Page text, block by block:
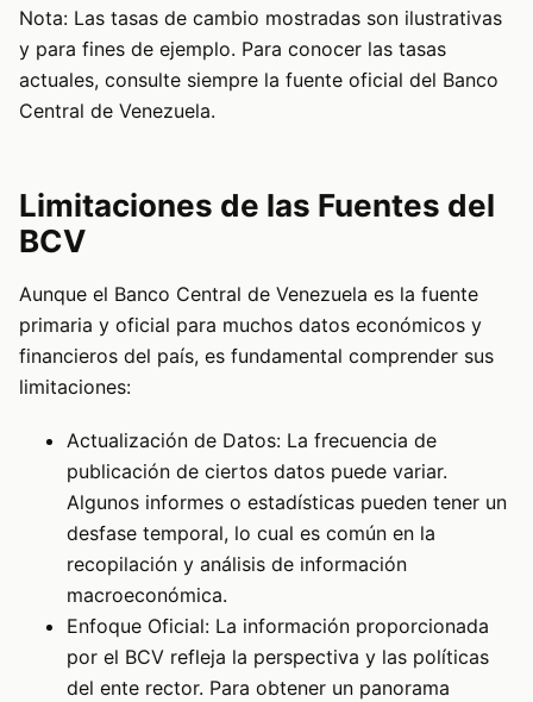
Nota: Las tasas de cambio mostradas son ilustrativas
y para fines de ejemplo. Para conocer las tasas
actuales, consulte siempre la fuente oficial del Banco
Central de Venezuela.
Limitaciones de las Fuentes del
BCV
Aunque el Banco Central de Venezuela es la fuente
primaria y oficial para muchos datos económicos y
financieros del país, es fundamental comprender sus
limitaciones:
Actualización de Datos: La frecuencia de
publicación de ciertos datos puede variar.
Algunos informes o estadísticas pueden tener un
desfase temporal, lo cual es común en la
recopilación y análisis de información
macroeconómica.
Enfoque Oficial: La información proporcionada
por el BCV refleja la perspectiva y las políticas
del ente rector. Para obtener un panorama